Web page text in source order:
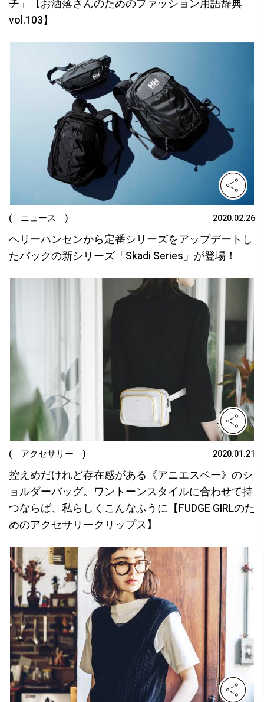
チ」【お洒落さんのためのファッション用語辞典
vol.103】
( ニュース ) 2020.02.26
ヘリーハンセンから定番シリーズをアップデートし
たバックの新シリーズ「Skadi Series」が登場！
( アクセサリー ) 2020.01.21
控えめだけれど存在感がある《アニエスベー》のシ
ョルダーバッグ。ワントーンスタイルに合わせて持
つならば、私らしくこんなふうに【FUDGE GIRLのた
めのアクセサリークリップス】